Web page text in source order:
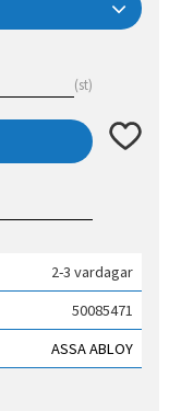
st
Lägg till
2-3 vardagar
50085471
ASSA ABLOY